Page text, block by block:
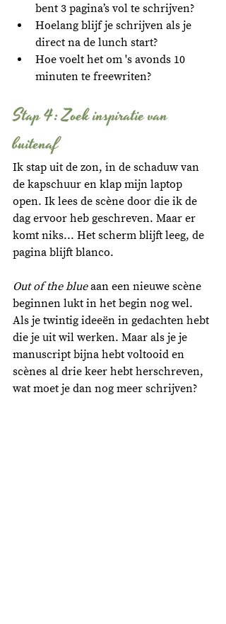
bent 3 pagina’s vol te schrijven?
Hoelang blijf je schrijven als je
direct na de lunch start?
Hoe voelt het om 's avonds 10
minuten te freewriten?
Stap 4: Zoek inspiratie van
buitenaf
Ik stap uit de zon, in de schaduw van
de kapschuur en klap mijn laptop
open. Ik lees de scène door die ik de
dag ervoor heb geschreven. Maar er
komt niks... Het scherm blijft leeg, de
pagina blijft blanco.
Out of the blue aan een nieuwe scène
beginnen lukt in het begin nog wel.
Als je twintig ideeën in gedachten hebt
die je uit wil werken. Maar als je je
manuscript bijna hebt voltooid en
scènes al drie keer hebt herschreven,
wat moet je dan nog meer schrijven?